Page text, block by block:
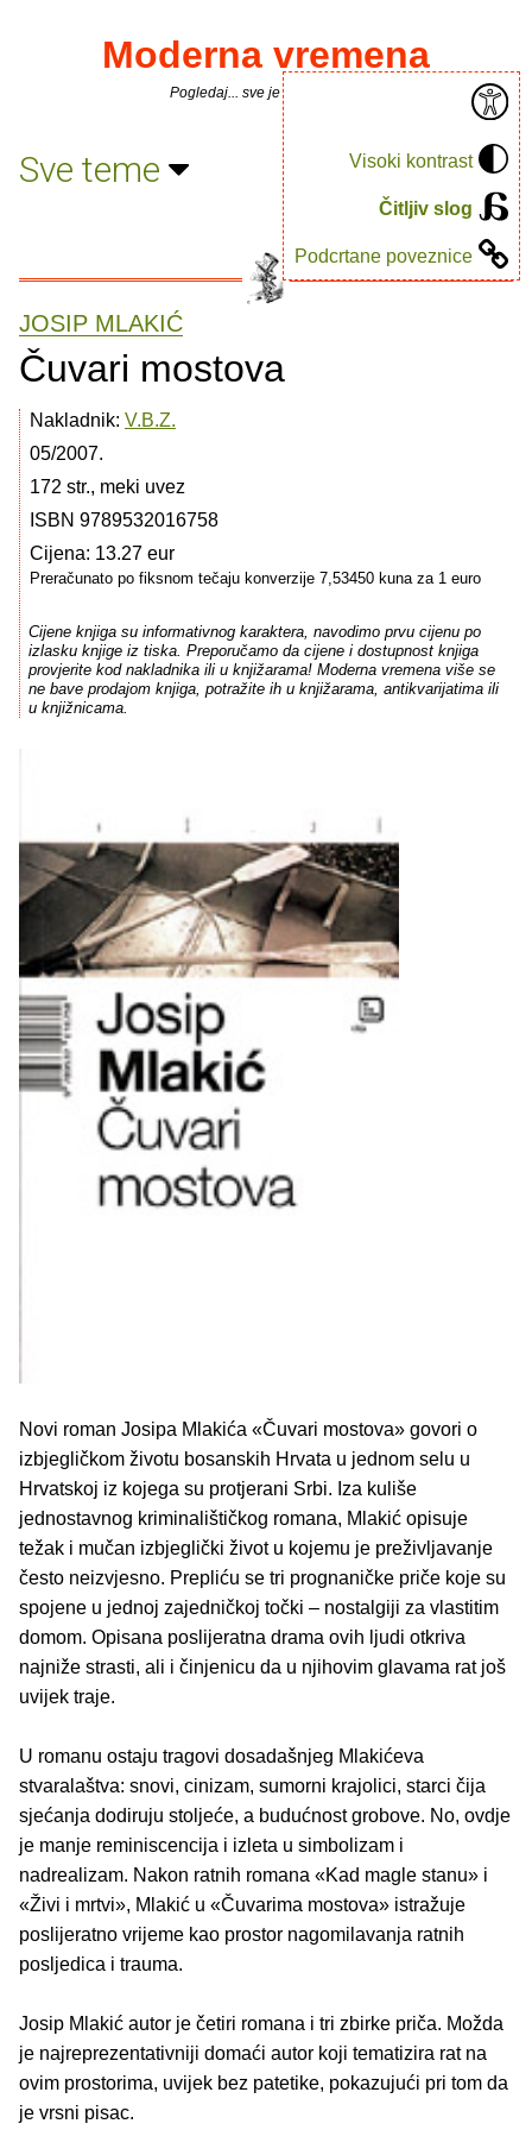
Visoki kontrast
Čitljiv slog
Podcrtane poveznice
Moderna vremena
Pogledaj... sve je puno knjiga.
Sve teme
JOSIP MLAKIĆ
Čuvari mostova
Nakladnik: V.B.Z.
05/2007.
172 str., meki uvez
ISBN 9789532016758
Cijena: 13.27 eur
Preračunato po fiksnom tečaju konverzije 7,53450 kuna za 1 euro
Cijene knjiga su informativnog karaktera, navodimo prvu cijenu po
izlasku knjige iz tiska. Preporučamo da cijene i dostupnost knjiga
provjerite kod nakladnika ili u knjižarama! Moderna vremena više se
ne bave prodajom knjiga, potražite ih u knjižarama, antikvarijatima ili
u knjižnicama.
Novi roman Josipa Mlakića «Čuvari mostova» govori o
izbjegličkom životu bosanskih Hrvata u jednom selu u
Hrvatskoj iz kojega su protjerani Srbi. Iza kuliše
jednostavnog kriminalištičkog romana, Mlakić opisuje
težak i mučan izbjeglički život u kojemu je preživljavanje
često neizvjesno. Prepliću se tri prognaničke priče koje su
spojene u jednoj zajedničkoj točki – nostalgiji za vlastitim
domom. Opisana poslijeratna drama ovih ljudi otkriva
najniže strasti, ali i činjenicu da u njihovim glavama rat još
uvijek traje.
U romanu ostaju tragovi dosadašnjeg Mlakićeva
stvaralaštva: snovi, cinizam, sumorni krajolici, starci čija
sjećanja dodiruju stoljeće, a budućnost grobove. No, ovdje
je manje reminiscencija i izleta u simbolizam i
nadrealizam. Nakon ratnih romana «Kad magle stanu» i
«Živi i mrtvi», Mlakić u «Čuvarima mostova» istražuje
poslijeratno vrijeme kao prostor nagomilavanja ratnih
posljedica i trauma.
Josip Mlakić autor je četiri romana i tri zbirke priča. Možda
je najreprezentativniji domaći autor koji tematizira rat na
ovim prostorima, uvijek bez patetike, pokazujući pri tom da
je vrsni pisac.